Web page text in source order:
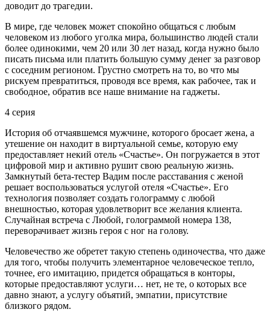
доводит до трагедии.
В мире, где человек может спокойно общаться с любым
человеком из любого уголка мира, большинство людей стали
более одинокими, чем 20 или 30 лет назад, когда нужно было
писать письма или платить большую сумму денег за разговор
с соседним регионом. Грустно смотреть на то, во что мы
рискуем превратиться, проводя все время, как рабочее, так и
свободное, обратив все наше внимание на гаджеты.
4 серия
История об отчаявшемся мужчине, которого бросает жена, а
утешение он находит в виртуальной семье, которую ему
предоставляет некий отель «Счастье». Он погружается в этот
цифровой мир и активно рушит свою реальную жизнь.
Замкнутый бета-тестер Вадим после расставания с женой
решает воспользоваться услугой отеля «Счастье». Его
технология позволяет создать голограмму с любой
внешностью, которая удовлетворит все желания клиента.
Случайная встреча с Любой, голограммой номера 138,
переворачивает жизнь героя с ног на голову.
Человечество же обретет такую степень одиночества, что даже
для того, чтобы получить элементарное человеческое тепло,
точнее, его имитацию, придется обращаться в конторы,
которые предоставляют услуги… нет, не те, о которых все
давно знают, а услугу объятий, эмпатии, присутствие
близкого рядом.